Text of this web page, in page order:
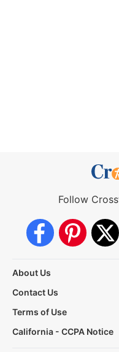
Follow
About Us
Contact Us
Terms of Use
California - CCPA Notice